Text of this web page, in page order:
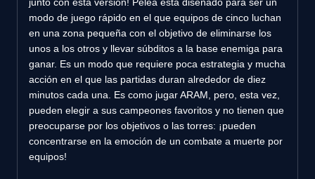
modo de juego rápido en el que equipos de cinco luchan
en una zona pequeña con el objetivo de eliminarse los
unos a los otros y llevar súbditos a la base enemiga para
ganar. Es un modo que requiere poca estrategia y mucha
acción en el que las partidas duran alrededor de diez
minutos cada una. Es como jugar ARAM, pero, esta vez,
pueden elegir a sus campeones favoritos y no tienen que
preocuparse por los objetivos o las torres: ¡pueden
concentrarse en la emoción de un combate a muerte por
equipos!